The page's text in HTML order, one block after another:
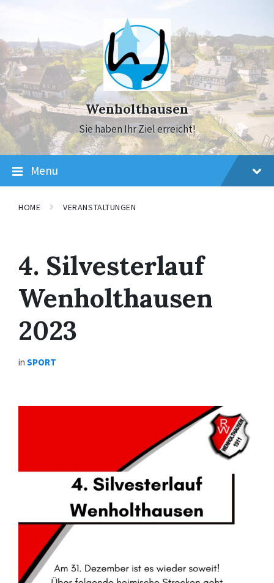
navigation
Wenholthausen
Sie haben Ihr Ziel erreicht!
Menu
HOME VERANSTALTUNGEN
4. Silvesterlauf
Wenholthausen
2023
in SPORT